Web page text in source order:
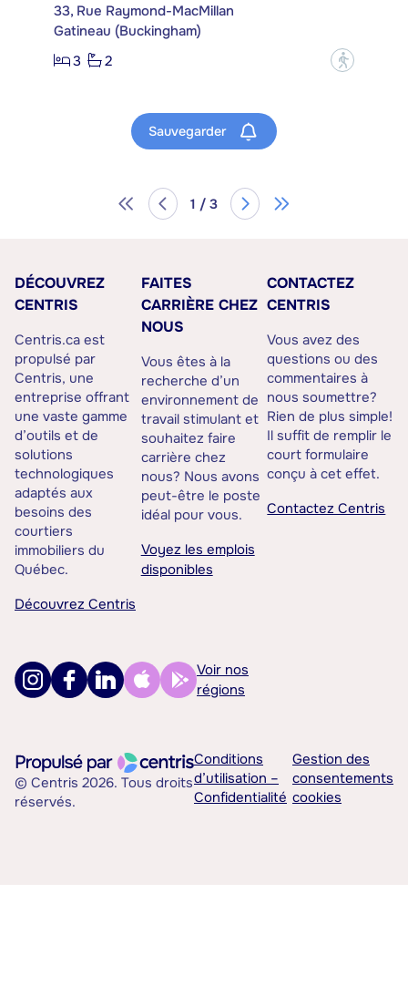
33, Rue Raymond-MacMillan
Gatineau (Buckingham)
3
2 ?
Sauvegarder
1 / 3
DÉCOUVREZ
CENTRIS
Centris.ca est
propulsé par
Centris, une
entreprise offrant
une vaste gamme
d’outils et de
solutions
technologiques
adaptés aux
besoins des
courtiers
immobiliers du
Québec.
Découvrez Centris
FAITES
CARRIÈRE CHEZ
NOUS
Vous êtes à la
recherche d’un
environnement de
travail stimulant et
souhaitez faire
carrière chez
nous? Nous avons
peut-être le poste
idéal pour vous.
Voyez les emplois
disponibles
CONTACTEZ
CENTRIS
Vous avez des
questions ou des
commentaires à
nous soumettre?
Rien de plus simple!
Il suffit de remplir le
court formulaire
conçu à cet effet.
Contactez Centris
Voir nos
régions
© Centris 2026. Tous droits
réservés.
Conditions
d’utilisation –
Confidentialité
Gestion des
consentements
cookies